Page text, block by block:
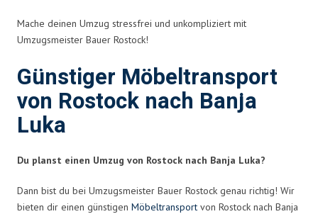
Mache deinen Umzug stressfrei und unkompliziert mit
Umzugsmeister Bauer Rostock!
Günstiger Möbeltransport
von Rostock nach Banja
Luka
Du planst einen Umzug von Rostock nach Banja Luka?
Dann bist du bei Umzugsmeister Bauer Rostock genau richtig! Wir
bieten dir einen günstigen Möbeltransport von Rostock nach Banja